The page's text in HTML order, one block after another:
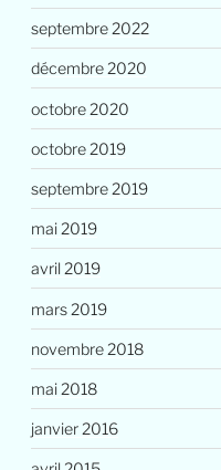
septembre 2022
décembre 2020
octobre 2020
octobre 2019
septembre 2019
mai 2019
avril 2019
mars 2019
novembre 2018
mai 2018
janvier 2016